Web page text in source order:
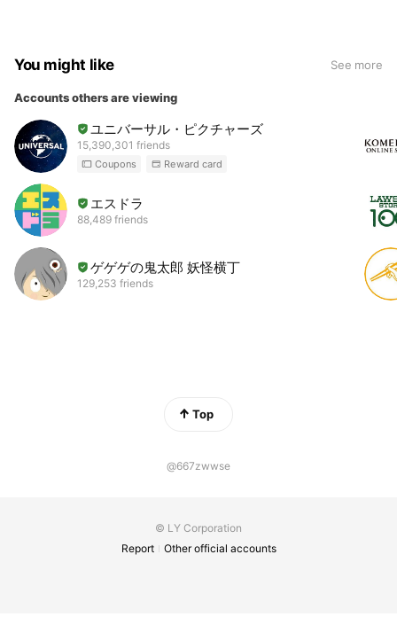
You might like See more
Accounts others are viewing
ユニバーサル・ピクチャーズ
15,390,301 friends
Coupons Reward card
エスドラ
88,489 friends
ゲゲゲの鬼太郎 妖怪横丁
129,253 friends
Top
@667zwwse
© LY Corporation
Report
Other official accounts